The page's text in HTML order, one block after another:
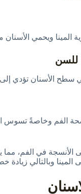
المينا ويحمي
للسن
سطح الأسنان تؤدي إلى
وخاصةً تسوس
الأنسجة في الفم، مما
المينا وبالتالي